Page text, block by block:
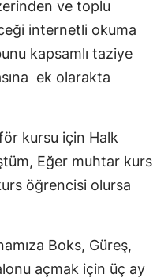
ve toplu
internetli okuma
kapsamlı taziye
ek olarakta
kursu için Halk
Eğer muhtar kurs
öğrencisi olursa
Boks, Güreş,
açmak için üç ay